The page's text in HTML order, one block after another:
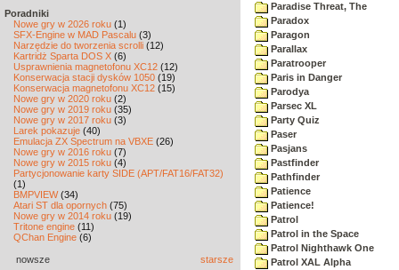
Poradniki
Nowe gry w 2026 roku (1)
SFX-Engine w MAD Pascalu (3)
Narzędzie do tworzenia scrolli (12)
Kartridż Sparta DOS X (6)
Usprawnienia magnetofonu XC12 (12)
Konserwacja stacji dysków 1050 (19)
Konserwacja magnetofonu XC12 (15)
Nowe gry w 2020 roku (2)
Nowe gry w 2019 roku (35)
Nowe gry w 2017 roku (3)
Larek pokazuje (40)
Emulacja ZX Spectrum na VBXE (26)
Nowe gry w 2016 roku (7)
Nowe gry w 2015 roku (4)
Partycjonowanie karty SIDE (APT/FAT16/FAT32)
(1)
BMPVIEW(34)
Atari ST dla opornych (75)
Nowe gry w 2014 roku (19)
Tritone engine (11)
QChan Engine (6)
nowsze starsze
Paradise Threat, The
Paradox
Paragon
Parallax
Paratrooper
Paris in Danger
Parodya
Parsec XL
Party Quiz
Paser
Pasjans
Pastfinder
Pathfinder
Patience
Patience!
Patrol
Patrol in the Space
Patrol Nighthawk One
Patrol XAL Alpha